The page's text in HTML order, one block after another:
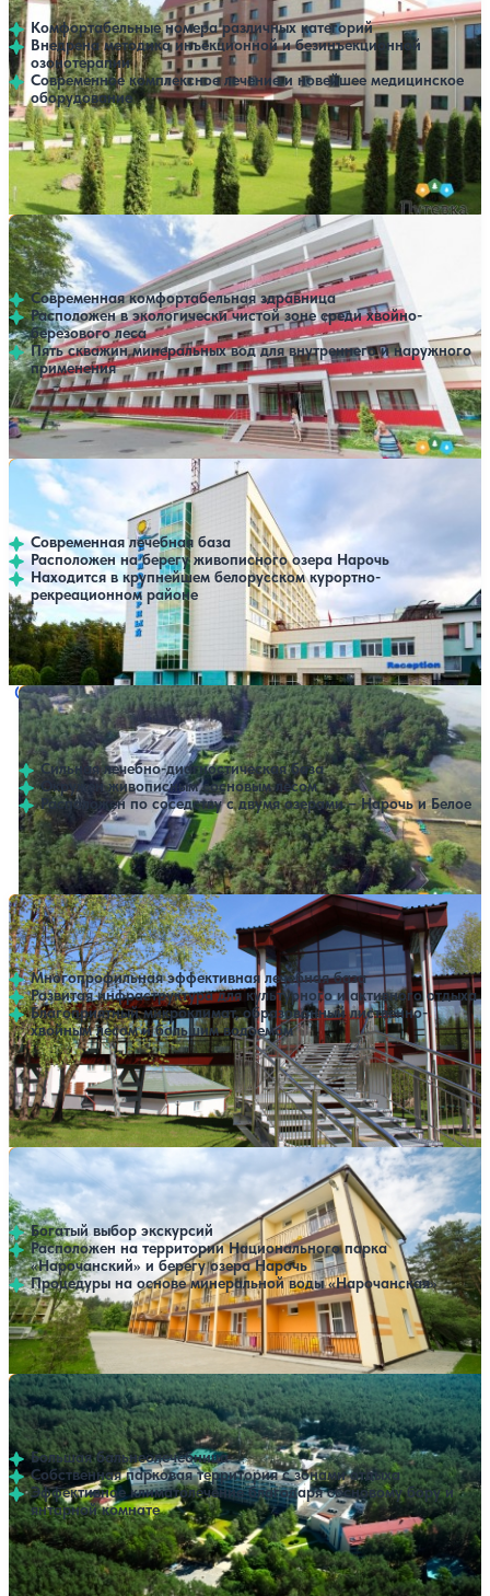
Комфортабельные номера различных категорий
Внедрена методика инъекционной и безинъекционной
озонотерапии
Современное комплексное лечение и новейшее медицинское
оборудование
Профилей лечения:9 Крытый бассейн
Открытый бассейн
SPA
Санаторий Криница
4.3356 отзывов
Минская область
Современная комфортабельная здравница
Расположен в экологически чистой зоне среди хвойно-
березового леса
Пять скважин минеральных вод для внутреннего и наружного
применения
Профилей лечения:7 SPA
Нет цен или свободных мест на выбранные даты
Выбрать другой вариант
Санаторий Приозерный
4.7 330 отзывов
Минская область
Современная лечебная база
Расположен на берегу живописного озера Нарочь
Находится в крупнейшем белорусском курортно-
рекреационном районе
Профилей лечения:8 Крытый бассейн SPA
Нет цен или свободных мест на выбранные даты
Выбрать другой вариант
Санаторий Сосны
4.6245 отзывов
Минская область
Сильная лечебно-диагностическая база
Окружен живописным сосновым лесом
Расположен по соседству с двумя озерами – Нарочь и Белое
Профилей лечения:12 Крытый бассейн SPA
Нет цен или свободных мест на выбранные даты
Выбрать другой вариант
Санаторий Юность
4.7339 отзывов
Минская область
Многопрофильная эффективная лечебная база
Развитая инфраструктура для культурного и активного отдыха
Благоприятный микроклимат, образованный лиственно-
хвойным лесом и большим водоемом
Профилей лечения:9 Крытый бассейн
Открытый бассейн
SPA
Нет цен или свободных мест на выбранные даты
Выбрать другой вариант
Санаторий Нарочанский берег
4 170 отзывов
Минская область
Богатый выбор экскурсий
Расположен на территории Национального парка
«Нарочанский» и берегу озера Нарочь
Процедуры на основе минеральной воды «Нарочанская»
Профилей лечения:4 SPA
Нет цен или свободных мест на выбранные даты
Выбрать другой вариант
Санаторий Сосновый бор
4.3292 отзыва
Минская область
Большая бальнеолечебница
Собственная парковая территория с зонами отдыха
Эффективное климатолечение благодаря сосновому бору и
янтарной комнате
Профилей лечения:8 Крытый бассейн SPA
Нет цен или свободных мест на выбранные даты
Выбрать другой вариант